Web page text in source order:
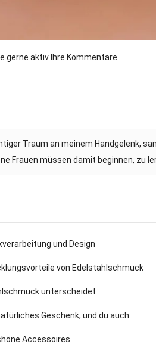
gerne aktiv Ihre Kommentare.
Traum an meinem Handgelenk,
Frauen müssen damit beginnen, zu
und Design
von Edelstahlschmuck
unterscheidet
Geschenk, und du auch.
Accessoires.